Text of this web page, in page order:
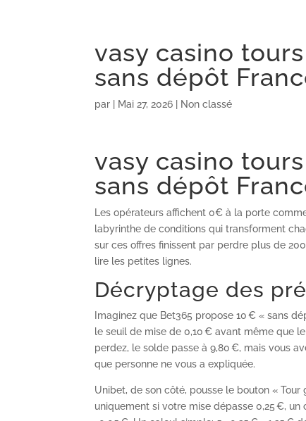
vasy casino
sans dépôt
par Mai 27, 2026 | Non classé
vasy casino
sans dépôt
Les opérateurs affichent 0€ à la porte
labyrinthe de conditions qui transforment
sur ces offres finissent par perdre plus de
lire les petites lignes.
Décryptage des
Imaginez que Bet365 propose 10 € « sans
le seuil de mise de 0,10 € avant même que
perdez, le solde passe à 9,80 €, mais vous
que personne ne vous a expliquée.
Unibet, de son côté, pousse le bouton «
uniquement si votre mise dépasse 0,25 €,